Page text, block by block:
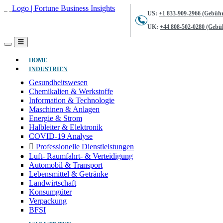
US: +1 833-909-2966
UK: +44 808-502-0280
HOME(AKTUELL)
INDUSTRIEN
Gesundheitswesen
Chemikalien & Werkstoffe
Information & Technologie
Maschinen & Anlagen
Energie & Strom
Halbleiter & Elektronik
COVID-19 Analyse
Professionelle Dienstleistungen
Luft- Raumfahrt- & Verteidigung
Automobil & Transport
Lebensmittel & Getränke
Landwirtschaft
Konsumgüter
Verpackung
BFSI